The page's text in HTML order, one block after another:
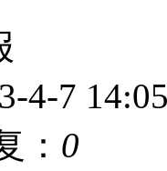
4-7
： 0